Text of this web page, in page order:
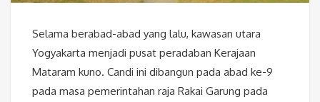
Selama berabad-abad yang lalu, kawasan utara
Yogyakarta menjadi pusat peradaban Kerajaan
Mataram kuno. Candi ini dibangun pada abad ke-9
pada masa pemerintahan raja Rakai Garung pada